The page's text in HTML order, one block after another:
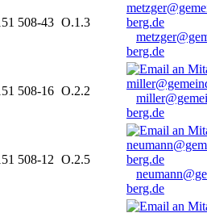
508-43 O.1.3
berg.de
508-16 O.2.2
berg.de
508-12 O.2.5
berg.de